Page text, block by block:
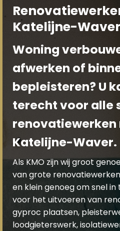
Katelijne-Waver
Woning
afwerken of
bepleisteren? U
terecht voor alle
renovatiewerken
Katelijne-Waver.
Als KMO zijn wij groot
van grote
en klein genoeg om snel
voor het uitvoeren van
gyproc plaatsen,
loodgieterswerk,